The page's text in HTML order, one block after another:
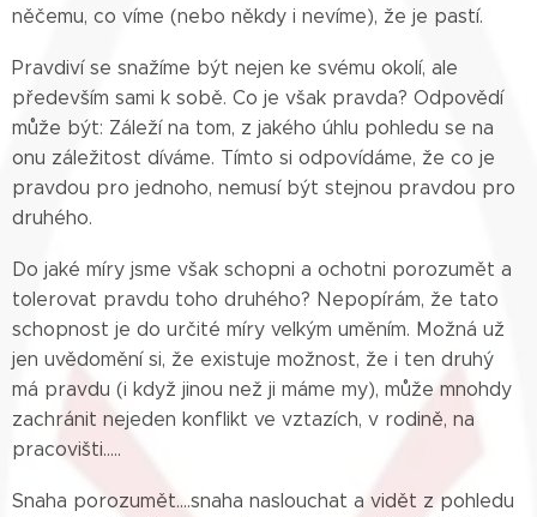
něčemu, co víme (nebo někdy i nevíme), že je pastí.
Pravdiví se snažíme být nejen ke svému okolí, ale
především sami k sobě. Co je však pravda? Odpovědí
může být: Záleží na tom, z jakého úhlu pohledu se na
onu záležitost díváme. Tímto si odpovídáme, že co je
pravdou pro jednoho, nemusí být stejnou pravdou pro
druhého.
Do jaké míry jsme však schopni a ochotni porozumět a
tolerovat pravdu toho druhého? Nepopírám, že tato
schopnost je do určité míry velkým uměním. Možná už
jen uvědomění si, že existuje možnost, že i ten druhý
má pravdu (i když jinou než ji máme my), může mnohdy
zachránit nejeden konflikt ve vztazích, v rodině, na
pracovišti.....
Snaha porozumět....snaha naslouchat a vidět z pohledu